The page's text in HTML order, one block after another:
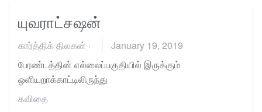
யுவராட்சஷன்
கார்த்திக் திலகன் ·
January 19, 2019
பேரண்டத்தின் எல்லைப்பகுதியில் இருக்கும்
ஒளியறாக்காட்டிலிருந்து
கவிதை